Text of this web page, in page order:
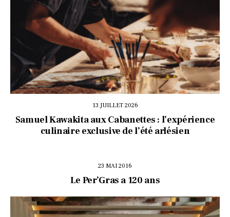
13 JUILLET 2026
Samuel Kawakita aux Cabanettes : l’expérience
culinaire exclusive de l’été arlésien
23 MAI 2016
Le Per’Gras a 120 ans